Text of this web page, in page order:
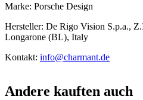
Marke: Porsche Design
Hersteller: De Rigo Vision S.p.a.,
Longarone (BL), Italy
Kontakt: info@charmant.de
Andere kauften auch